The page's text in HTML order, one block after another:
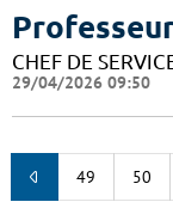
CHEF DE
29/04/2026 09:50
49 50